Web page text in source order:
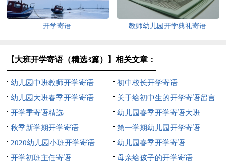
开学寄语 教师幼儿园开学典礼寄语
【大班开学寄语（精选3篇）】相关文章：
幼儿园中班教师开学寄语
初中校长开学寄语
幼儿园大班春季开学寄语
关于给初中生的开学寄语留言
有哪些
开学季寄语精选
幼儿园春季开学寄语大班
秋季新学期开学寄语
第一学期幼儿园开学寄语
2020幼儿园小班开学寄语
幼儿园春季开学寄语
开学初班主任寄语
母亲给孩子的开学寄语